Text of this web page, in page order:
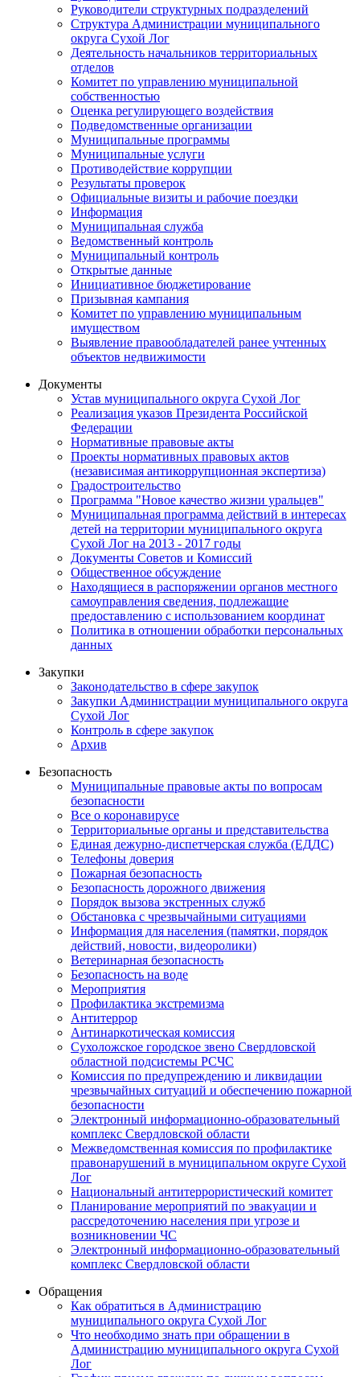
Руководители структурных подразделений
Структура Администрации муниципального
округа Сухой Лог
Деятельность начальников территориальных
отделов
Комитет по управлению муниципальной
собственностью
Оценка регулирующего воздействия
Подведомственные организации
Муниципальные программы
Муниципальные услуги
Противодействие коррупции
Результаты проверок
Официальные визиты и рабочие поездки
Информация
Муниципальная служба
Ведомственный контроль
Муниципальный контроль
Открытые данные
Инициативное бюджетирование
Призывная кампания
Комитет по управлению муниципальным
имуществом
Выявление правообладателей ранее учтенных
объектов недвижимости
Документы
Устав муниципального округа Сухой Лог
Реализация указов Президента Российской
Федерации
Нормативные правовые акты
Проекты нормативных правовых актов
(независимая антикоррупционная экспертиза)
Градостроительство
Программа "Новое качество жизни уральцев"
Муниципальная программа действий в интересах
детей на территории муниципального округа
Сухой Лог на 2013 - 2017 годы
Документы Советов и Комиссий
Общественное обсуждение
Находящиеся в распоряжении органов местного
самоуправления сведения, подлежащие
предоставлению с использованием координат
Политика в отношении обработки персональных
данных
Закупки
Законодательство в сфере закупок
Закупки Администрации муниципального округа
Сухой Лог
Контроль в сфере закупок
Архив
Безопасность
Муниципальные правовые акты по вопросам
безопасности
Все о коронавирусе
Территориальные органы и представительства
Единая дежурно-диспетчерская служба (ЕДДС)
Телефоны доверия
Пожарная безопасность
Безопасность дорожного движения
Порядок вызова экстренных служб
Обстановка с чрезвычайными ситуациями
Информация для населения (памятки, порядок
действий, новости, видеоролики)
Ветеринарная безопасность
Безопасность на воде
Мероприятия
Профилактика экстремизма
Антитеррор
Антинаркотическая комиссия
Сухоложское городское звено Свердловской
областной подсистемы РСЧС
Комиссия по предупреждению и ликвидации
чрезвычайных ситуаций и обеспечению пожарной
безопасности
Электронный информационно-образовательный
комплекс Cвердловской области
Межведомственная комиссия по профилактике
правонарушений в муниципальном округе Сухой
Лог
Национальный антитеррористический комитет
Планирование мероприятий по эвакуации и
рассредоточению населения при угрозе и
возникновении ЧС
Электронный информационно-образовательный
комплекс Свердловской области
Обращения
Как обратиться в Администрацию
муниципального округа Сухой Лог
Что необходимо знать при обращении в
Администрацию муниципального округа Сухой
Лог